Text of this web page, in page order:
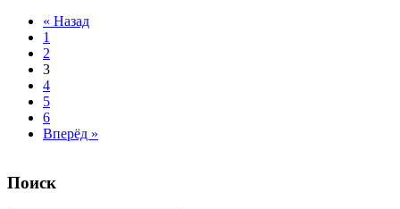
« Назад
1
2
3
4
5
6
Вперёд »
Поиск